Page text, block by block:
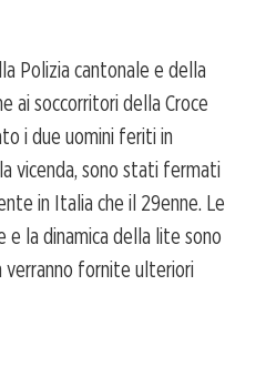
Polizia cantonale e della
ai soccorritori della Croce
i due uomini feriti in
vicenda, sono stati fermati
in Italia che il 29enne. Le
e la dinamica della lite sono
fornite ulteriori